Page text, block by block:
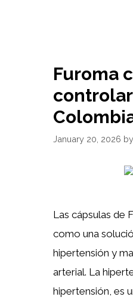
Furoma
January 20, 2026 by
Las cápsulas de
como una
hipertensión y
arterial. La
hipertensión, es